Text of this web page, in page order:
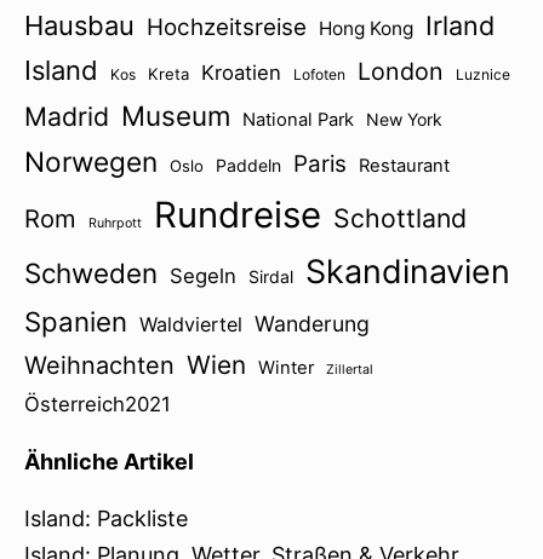
Hausbau Hochzeitsreise Hong Kong Irland
Island
Kos Kreta Kroatien Lofoten London Luznice
Madrid Museum National Park New York
Norwegen Oslo Paddeln Paris Restaurant
Rom Ruhrpott Rundreise Schottland
Schweden Segeln Sirdal Skandinavien
Spanien Waldviertel Wanderung
Weihnachten Wien Winter Zillertal
Österreich2021
Ähnliche Artikel
Island: Packliste